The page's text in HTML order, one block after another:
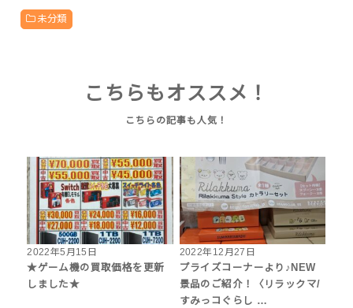
未分類
こちらもオススメ！
2022年5月15日
★ゲーム機の買取価格を更新
しました★
2022年12月27日
プライズコーナーより♪NEW
景品のご紹介！〈リラックマ/
すみっコぐらし …